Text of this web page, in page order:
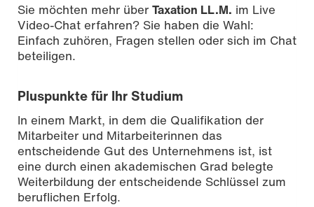
Sie möchten mehr über Taxation LL.M. im Live
Video-Chat erfahren? Sie haben die Wahl:
Einfach zuhören, Fragen stellen oder sich im Chat
beteiligen.
Pluspunkte für Ihr Studium
In einem Markt, in dem die Qualifikation der
Mitarbeiter und Mitarbeiterinnen das
entscheidende Gut des Unternehmens ist, ist
eine durch einen akademischen Grad belegte
Weiterbildung der entscheidende Schlüssel zum
beruflichen Erfolg.